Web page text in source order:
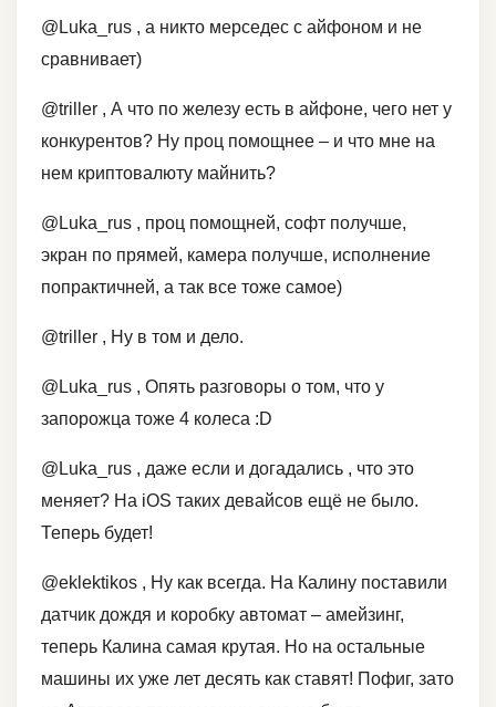
@Luka_rus , а никто мерседес с айфоном и не
сравнивает)
@triller , А что по железу есть в айфоне, чего нет у
конкурентов? Ну проц помощнее – и что мне на
нем криптовалюту майнить?
@Luka_rus , проц помощней, софт получше,
экран по прямей, камера получше, исполнение
попрактичней, а так все тоже самое)
@triller , Ну в том и дело.
@Luka_rus , Опять разговоры о том, что у
запорожца тоже 4 колеса :D
@Luka_rus , даже если и догадались , что это
меняет? На iOS таких девайсов ещё не было.
Теперь будет!
@eklektikos , Ну как всегда. На Калину поставили
датчик дождя и коробку автомат – амейзинг,
теперь Калина самая крутая. Но на остальные
машины их уже лет десять как ставят! Пофиг, зато